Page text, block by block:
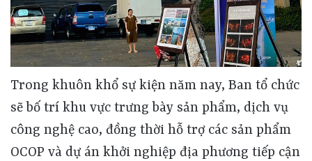
Trong khuôn khổ sự kiện năm nay, Ban tổ chức
sẽ bố trí khu vực trưng bày sản phẩm, dịch vụ
công nghệ cao, đồng thời hỗ trợ các sản phẩm
OCOP và dự án khởi nghiệp địa phương tiếp cận